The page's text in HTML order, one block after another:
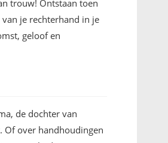
trouw! Ontstaan toen
je rechterhand in je
geloof en
de dochter van
Of over handhoudingen